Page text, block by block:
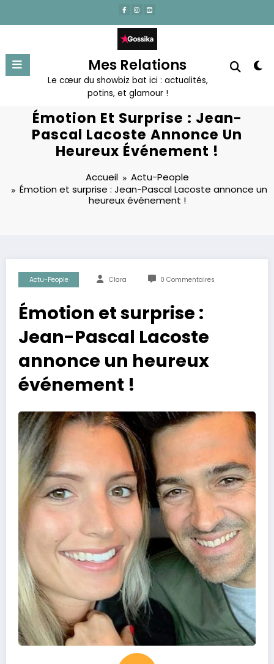
contenu
Mes Relations
Le cœur du showbiz bat ici : actualités,
potins, et glamour !
Émotion Et Surprise : Jean-
Pascal Lacoste Annonce Un
Heureux Événement !
Accueil
Actu-People
Émotion et surprise : Jean-Pascal Lacoste annonce un
heureux événement !
Actu-People Clara 0 Commentaires
Émotion et surprise :
Jean-Pascal Lacoste
annonce un heureux
événement !